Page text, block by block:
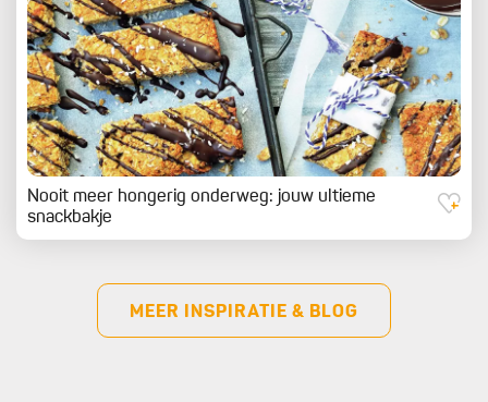
Nooit meer hongerig onderweg: jouw ultieme
snackbakje
MEER INSPIRATIE & BLOG